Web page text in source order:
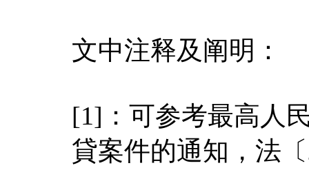
文中注释及阐明：
[1]：可参考最高人
貸案件的通知，法